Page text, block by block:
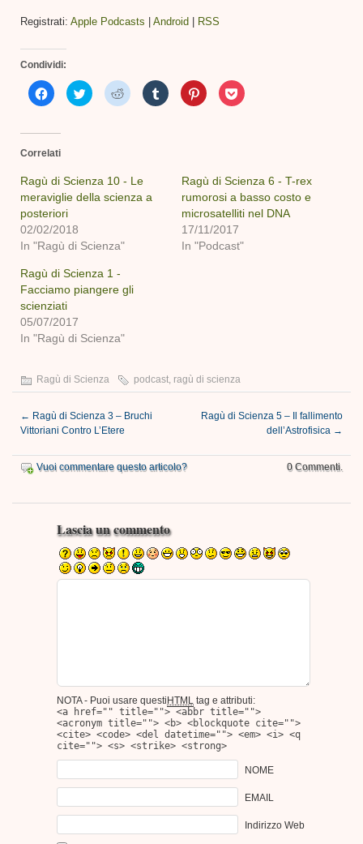
Registrati: Apple Podcasts | Android | RSS
Condividi:
Fai
clic
(Si
apre
una
nuova
finestra)
Fai
clic
in
una
nuova
Fai
clic
in
una
nuova
Fai
clic
nuova
finestra)
Fai
clic
in
una
nuova
finestra)
Fai
clic
in
una
nuova
finestra)
Correlati
Ragù di Scienza 10 - Le
meraviglie della scienza a
posteriori
02/02/2018
In "Ragù di Scienza"
Ragù di Scienza 6 - T-rex
rumorosi a basso costo e
microsatelliti nel DNA
17/11/2017
In "Podcast"
Ragù di Scienza 1 -
Facciamo piangere gli
scienziati
05/07/2017
In "Ragù di Scienza"
Ragù di Scienza podcast ragù di scienza
← Ragù di Scienza 3 – Bruchi
Vittoriani Contro L’Etere
Ragù di Scienza 5 – Il fallimento
dell’Astrofisica →
Vuoi commentare questo articolo? 0 Commenti.
Lascia un commento
NOTA - Puoi usare questiHTML tag e attributi:
<a href="" title=""> <abbr title="">
<acronym title=""> <b> <blockquote cite="">
<cite> <code> <del datetime=""> <em> <i> <q
cite=""> <s> <strike> <strong>
NOME
EMAIL
Indirizzo Web